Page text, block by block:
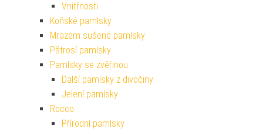
Vnitřnosti
Koňské pamlsky
Mrazem sušené pamlsky
Pštrosí pamlsky
Pamlsky se zvěřinou
Další pamlsky z divočiny
Jelení pamlsky
Rocco
Přírodní pamlsky